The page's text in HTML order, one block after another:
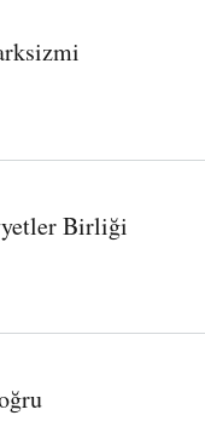
Birliği